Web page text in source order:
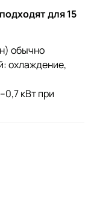
для 15
обычно
охлаждение,
кВт при